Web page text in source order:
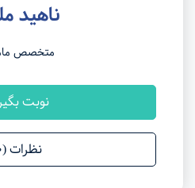
ناهید
متخصص
نوبت
نظرات (0)